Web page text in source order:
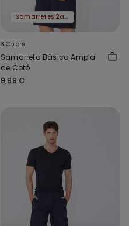
Samarretes 2a al -50%
3 Colors
Samarreta Bàsica Ampla
de Cotó
9,99 €